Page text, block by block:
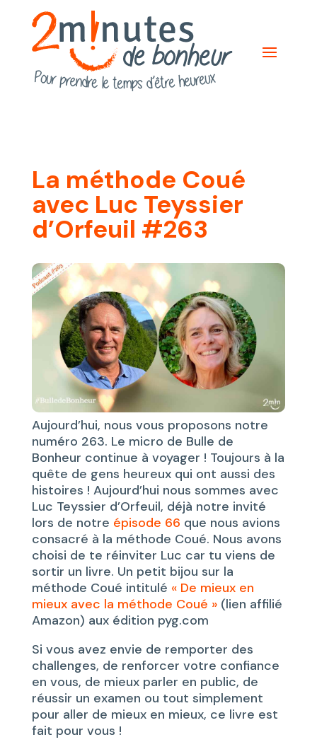
La méthode Coué
avec Luc Teyssier
d’Orfeuil #263
Aujourd’hui, nous vous proposons notre
numéro 263. Le micro de Bulle de
Bonheur continue à voyager ! Toujours à la
quête de gens heureux qui ont aussi des
histoires ! Aujourd’hui nous sommes avec
Luc Teyssier d’Orfeuil, déjà notre invité
lors de notre épisode 66 que nous avions
consacré à la méthode Coué. Nous avons
choisi de te réinviter Luc car tu viens de
sortir un livre. Un petit bijou sur la
méthode Coué intitulé « De mieux en
mieux avec la méthode Coué »(lien affilié
Amazon) aux édition pyg.com
Si vous avez envie de remporter des
challenges, de renforcer votre confiance
en vous, de mieux parler en public, de
réussir un examen ou tout simplement
pour aller de mieux en mieux, ce livre est
fait pour vous !